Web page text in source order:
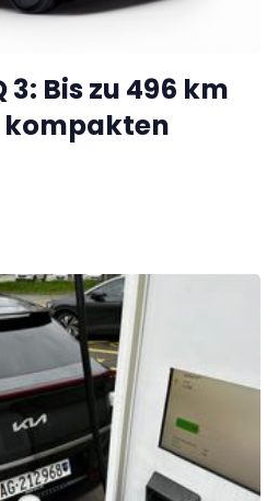
3: Bis zu 496 km
kompakten